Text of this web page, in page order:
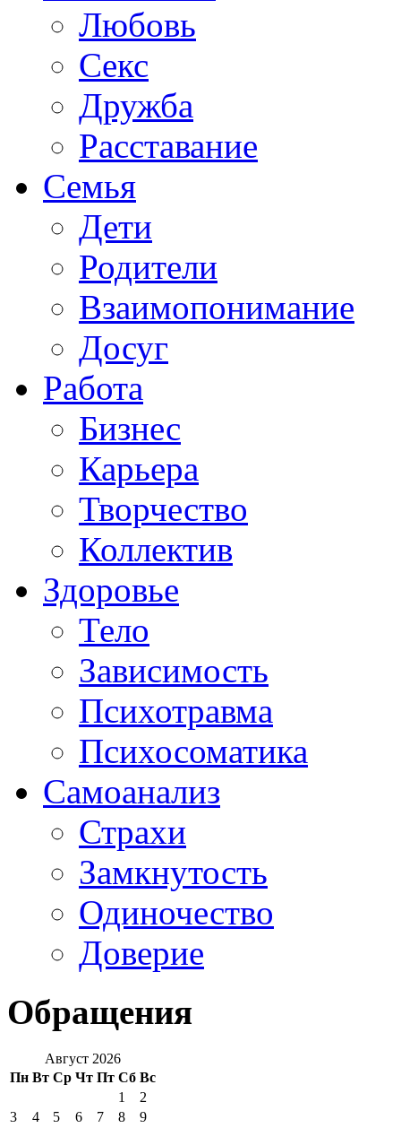
Любовь
Секс
Дружба
Расставание
Семья
Дети
Родители
Взаимопонимание
Досуг
Работа
Бизнес
Карьера
Творчество
Коллектив
Здоровье
Тело
Зависимость
Психотравма
Психосоматика
Самоанализ
Страхи
Замкнутость
Одиночество
Доверие
Обращения
Август 2026
Пн Вт Ср Чт Пт Сб Вс
1
2
3
4 5 6 7 8
9